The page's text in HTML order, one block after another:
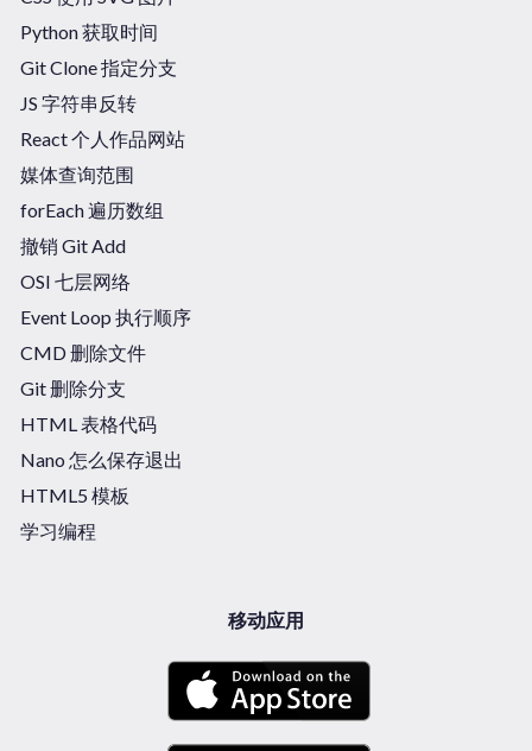
Python 获取时间
Git Clone 指定分支
JS 字符串反转
React 个人作品网站
媒体查询范围
forEach 遍历数组
撤销 Git Add
OSI 七层网络
Event Loop 执行顺序
CMD 删除文件
Git 删除分支
HTML 表格代码
Nano 怎么保存退出
HTML5 模板
学习编程
移动应用